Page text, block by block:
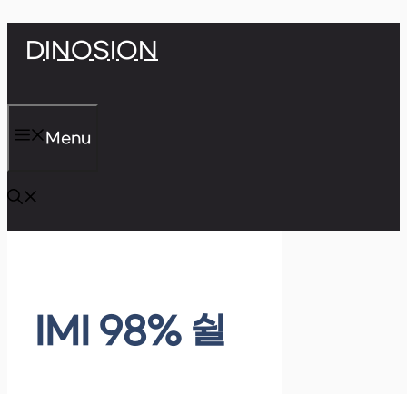
SkipDINOSION
Menu
IMI 98% 쉴